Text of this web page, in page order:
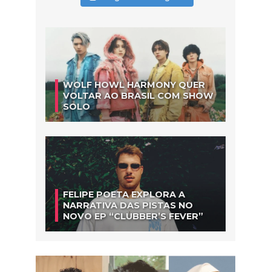
WOLF HOWL HARMONY QUER
VOLTAR AO BRASIL COM SHOW
SOLO
FELIPE POETA EXPLORA A
NARRATIVA DAS PISTAS NO
NOVO EP “CLUBBER’S FEVER”